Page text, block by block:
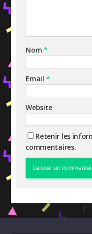
Nom*
Email *
Website
Retenir les
commentaires.